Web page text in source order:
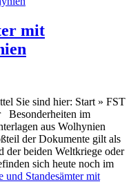
mit
Sie sind hier: Start » FST
Besonderheiten im
aus Wolhynien
der Dokumente gilt als
der beiden Weltkriege oder
sich heute noch im
und Standesämter mit